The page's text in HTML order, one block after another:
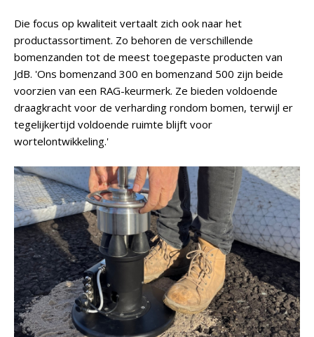
Die focus op kwaliteit vertaalt zich ook naar het
productassortiment. Zo behoren de verschillende
bomenzanden tot de meest toegepaste producten van
JdB. 'Ons bomenzand 300 en bomenzand 500 zijn beide
voorzien van een RAG-keurmerk. Ze bieden voldoende
draagkracht voor de verharding rondom bomen, terwijl er
tegelijkertijd voldoende ruimte blijft voor
wortelontwikkeling.'